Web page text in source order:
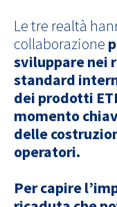
Le tre realtà
collaborazione
sviluppare nei
standard
dei prodotti
momento
delle
operatori.
Per capire